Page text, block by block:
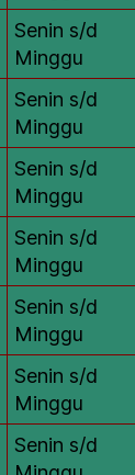
Senin s/d
Minggu
Senin s/d
Minggu
Senin s/d
Minggu
Senin s/d
Minggu
Senin s/d
Minggu
Senin s/d
Minggu
Senin s/d